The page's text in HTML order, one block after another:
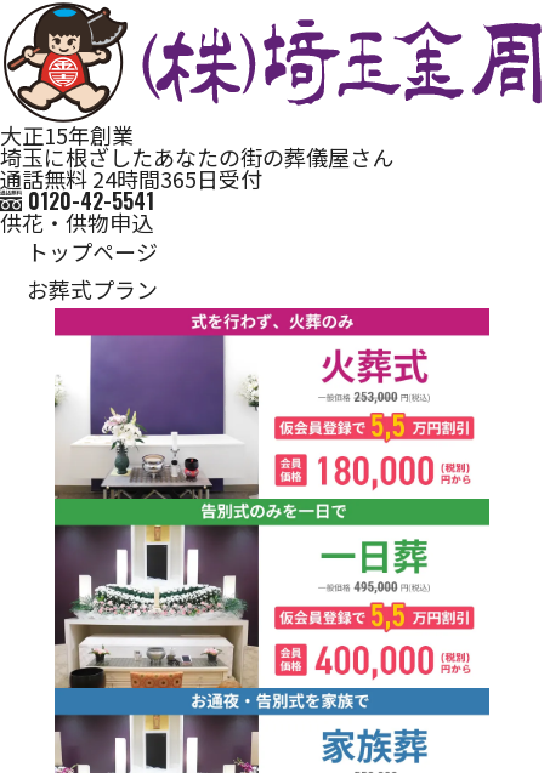
大正15年創業
埼玉に根ざしたあなたの街の葬儀屋さん
通話無料 24時間365日受付
0120-42-5541
供花・供物申込
トップページ
お葬式プラン